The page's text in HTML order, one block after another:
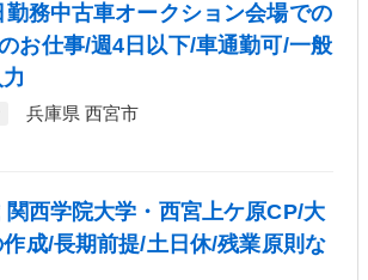
務中古車オークション会場での
お仕事/週4日以下/車通勤可/一般
兵庫県 西宮市
西学院大学・西宮上ケ原CP/大
成/長期前提/土日休/残業原則な